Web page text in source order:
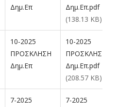
Δημ.Επ
Δημ.Επ.pdf
(138.13 KB)
10-2025
ΠΡΟΣΚΛΗΣΗ
Δημ.Επ
10-2025
ΠΡΟΣΚΛΗΣΗ
Δημ.Επ.pdf
(208.57 KB)
7-2025
7-2025